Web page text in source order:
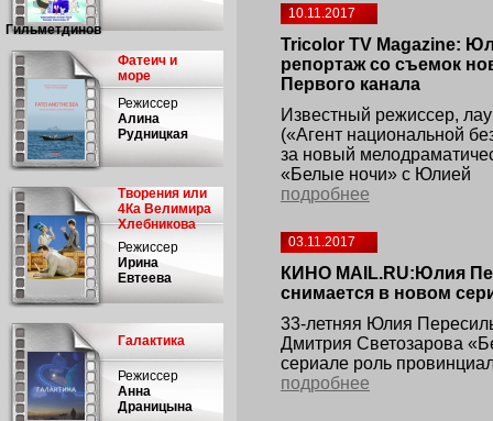
Гильметдинов
Фатеич и
море
Режиссер
Алина
Рудницкая
Творения или
4Ка Велимира
Хлебникова
Режиссер
Ирина
Евтеева
Галактика
Режиссер
Анна
Драницына
10.11.2017
Tricolor TV Magazine:
репортаж со съемок
Первого канала
Известный режиссер,
(«Агент национальной
за новый
«Белые ночи» с Юлией
подробнее
03.11.2017
КИНО MAIL.RU:Юлия
снимается в новом
33-летняя Юлия
Дмитрия Светозарова
сериале роль
подробнее